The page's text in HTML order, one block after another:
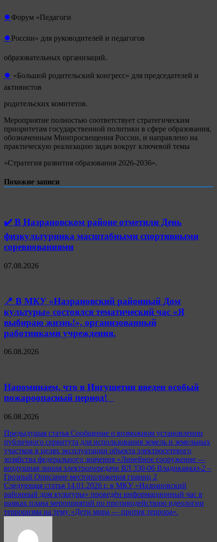
⏺ Форум «Педагоги
⏺ России» для руководителей и педагогов
образовательных организаций.
⏺ «Большой родительский конгресс» для председателей и
активистов
родительских комитетов.
Мероприятие полностью соответствует стратегическим
приоритетам государственной политики в сфере образования,
обозначенным Минпросвещения России, и направлено на
практическую реализацию задач вокруг ключевой темы
«Стратегия развития образования 2026-2036».
Похожие записи
✔️ В Назрановском районе отметили День
физкультурника масштабными спортивными
соревнованиями
07.08.2026
📍 В МКУ «Назрановский районный Дом
культуры» состоялся тематический час «Я
выбираю жизнь!», организованный
работниками учреждения.
06.08.2026
Напоминаем, что в Ингушетии введен особый
пожароопасный период!⁣⁣⠀
06.08.2026
Навигация
по
записям
Предыдущая статья Сообщение о возможном установлении
публичного сервитута для использования земель и земельных
участков в целях эксплуатации объекта электросетевого
хозяйства федерального значения «Линейное сооружение —
воздушная линия электропередачи ВЛ 330-06 Владикавказ-2 –
Грозный Описание местоположения границ 2
Следующая статья 14.01.2026 г. в МКУ «Назрановский
районный дом культуры» проведён информационный час в
рамках плана мероприятий по противодействию идеологии
терроризма на тему «Дети мира — против террора».